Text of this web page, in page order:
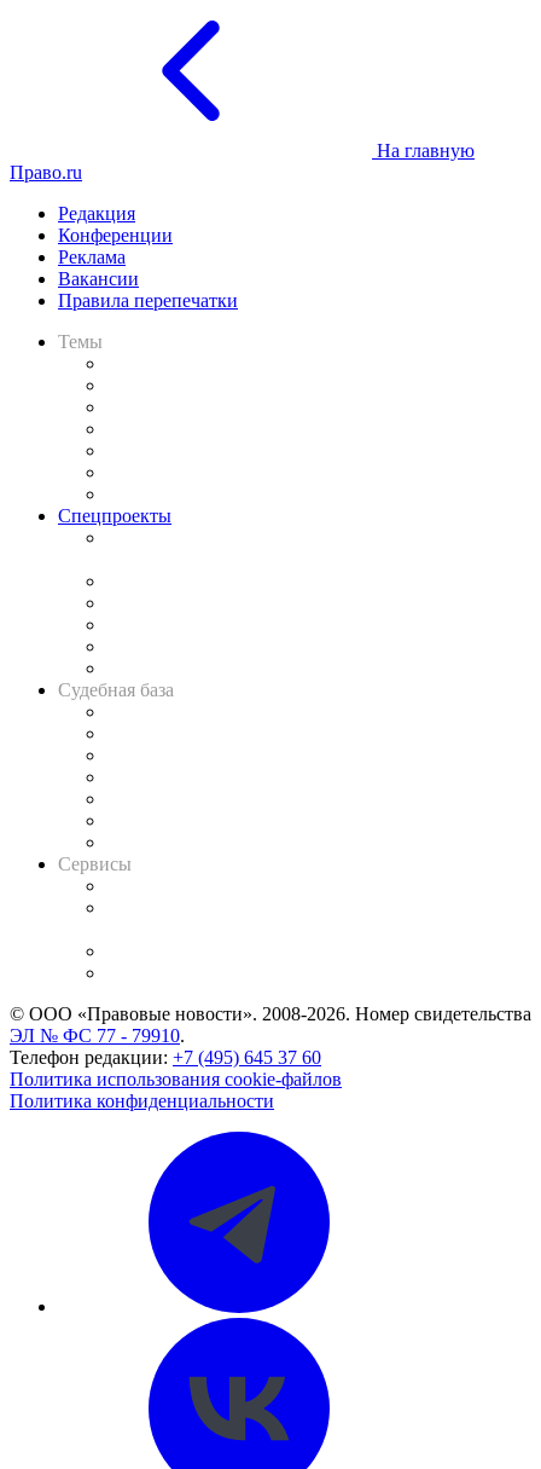
На главную
Право.ru
Редакция
Конференции
Реклама
Вакансии
Правила перепечатки
Темы
Спецпроекты
Судебная база
Сервисы
© ООО «Правовые новости». 2008-2026. Номер свидетельства
ЭЛ № ФС 77 - 79910.
Телефон редакции: +7 (495) 645 37 60
Политика использования cookie-файлов
Политика конфиденциальности